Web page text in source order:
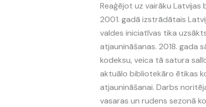
Reaģējot uz vairāku
2001. gadā izstrādātais
valdes iniciatīvas tika
atjaunināšanas. 2018. gada
kodeksu, veica tā satura
aktuālo bibliotekāro ētikas
atjaunināšanai. Darbs
vasaras un rudens sezonā